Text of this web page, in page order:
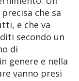
che sa
e che va
secondo un
di
genere e nella
vanno presi